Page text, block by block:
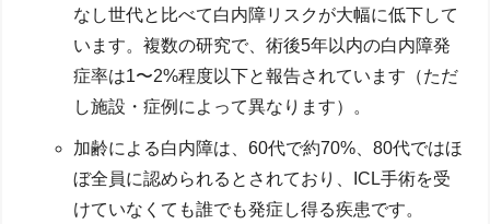
なし世代と比べて白内障リスクが大幅に低下して
います。複数の研究で、術後5年以内の白内障発
症率は1〜2%程度以下と報告されています（ただ
し施設・症例によって異なります）。
加齢による白内障は、60代で約70%、80代ではほ
ぼ全員に認められるとされており、ICL手術を受
けていなくても誰でも発症し得る疾患です。